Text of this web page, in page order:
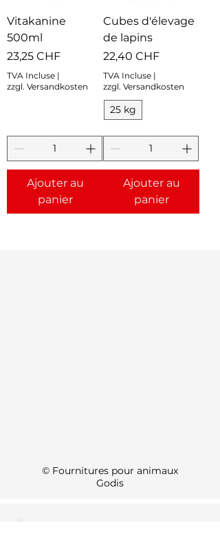
Vitakanine
500ml
Prix
23,25 CHF
TVA Incluse |
zzgl. Versandkosten
Ajouter au
panier
Cubes d'élevage
de lapins
Prix
22,40 CHF
TVA Incluse |
zzgl. Versandkosten
25 kg
Ajouter au
panier
© Fournitures pour animaux
Godis